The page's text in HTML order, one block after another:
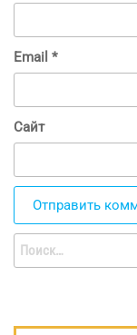
Email *
Сайт
Найти: